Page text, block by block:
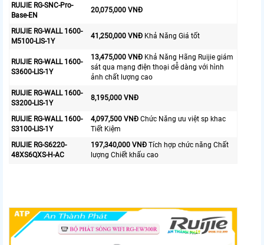
RUIJIE RG-SNC-Pro-
Base-EN
20,075,000 VNĐ
RUIJIE RG-WALL 1600-
M5100-LIS-1Y
41,250,000 VNĐ Khả Năng Giá tốt
RUIJIE RG-WALL 1600-
S3600-LIS-1Y
13,475,000 VNĐ Khả Năng Hãng Ruijie giám
sát qua mạng điện thoại dễ dàng với hình
ảnh chất lượng cao
RUIJIE RG-WALL 1600-
S3200-LIS-1Y
8,195,000 VNĐ
RUIJIE RG-WALL 1600-
S3100-LIS-1Y
4,097,500 VNĐ Chức Năng ưu việt sp khac
Tiết Kiệm
RUIJIE RG-S6220-
48XS6QXS-H-AC
197,340,000 VNĐ Tích hợp chức năng Chất
lượng Chiết khấu cao